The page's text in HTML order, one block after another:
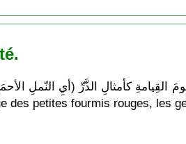
des petites fourmis rouges, les